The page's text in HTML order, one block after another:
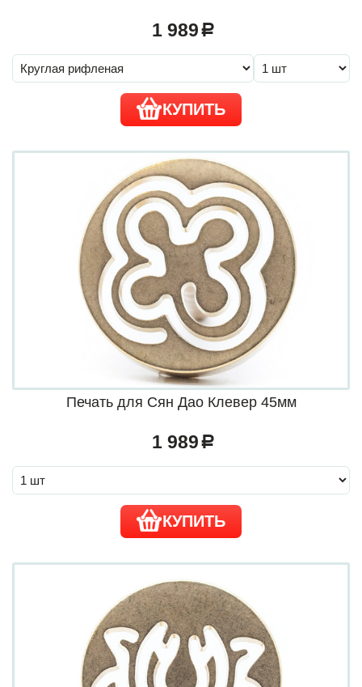
1 989 a
КУПИТЬ
Печать для Сян Дао Клевер 45мм
1 989 a
КУПИТЬ